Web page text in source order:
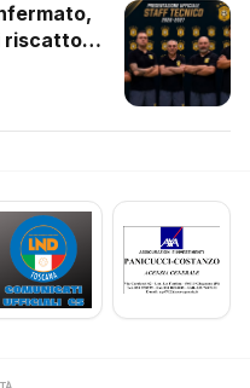
riscatto